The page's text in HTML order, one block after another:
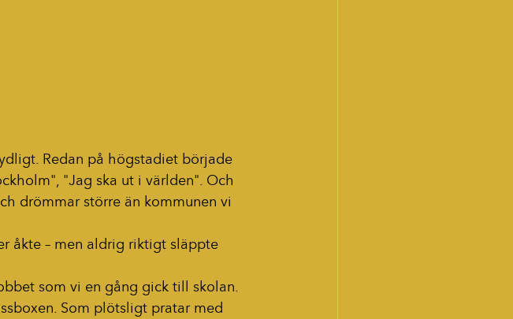
Redan på högstadiet började
"Jag ska ut i världen". Och
drömmar större än kommunen vi
åkte – men aldrig riktigt släppte
som vi en gång gick till skolan.
Som plötsligt pratar med